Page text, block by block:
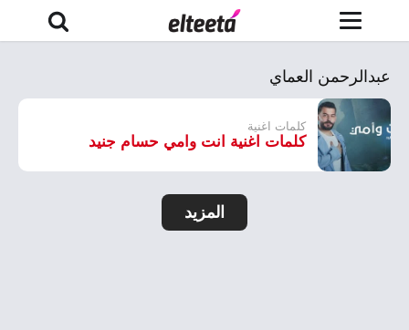
عبدالرحمن العماي
كلمات اغنية
كلمات اغنية انت وامي حسام جنيد
المزيد